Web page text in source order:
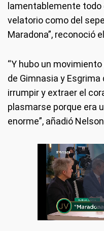
lamentablemente todo
velatorio como del
Maradona”, reconoció
“Y hubo un
de Gimnasia y Esgrima
irrumpir y extraer el
plasmarse porque era
enorme”, añadió